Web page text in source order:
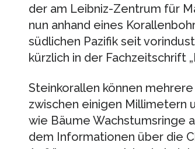
der am Leibniz-Zentrum für
nun anhand eines
südlichen Pazifik seit
kürzlich in der Fachzeitschrift
Steinkorallen können
zwischen einigen Millimetern
wie Bäume Wachstumsringe
dem Informationen über die